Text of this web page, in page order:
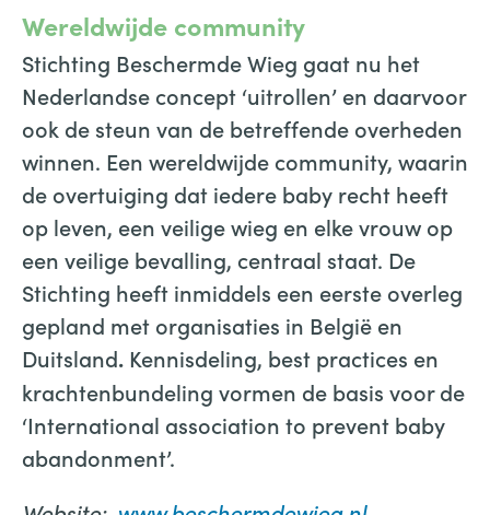
Wereldwijde community
Stichting Beschermde Wieg gaat nu het
Nederlandse concept ‘uitrollen’ en daarvoor
ook de steun van de betreffende overheden
winnen. Een wereldwijde community, waarin
de overtuiging dat iedere baby recht heeft
op leven, een veilige wieg en elke vrouw op
een veilige bevalling, centraal staat. De
Stichting heeft inmiddels een eerste overleg
gepland met organisaties in België en
Duitsland. Kennisdeling, best practices en
krachtenbundeling vormen de basis voor de
‘International association to prevent baby
abandonment’.